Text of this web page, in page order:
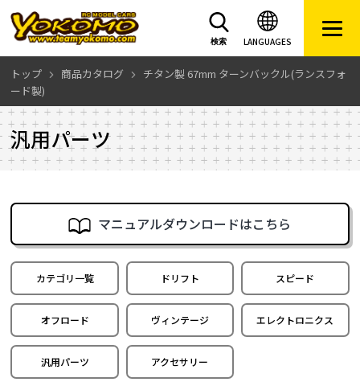
LANGUAGES
検索
トップ 商品カタログ
チタン製 67mm ターンバックル(ランスフォ
ード製)
汎用パーツ
マニュアルダウンロードはこちら
カテゴリ一覧 ドリフト スピード
オフロード ヴィンテージ エレクトロニクス
汎用パーツ アクセサリー